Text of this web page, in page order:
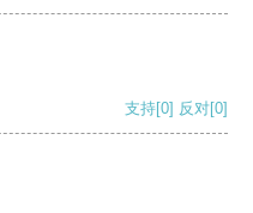
支持[0] 反对[0]